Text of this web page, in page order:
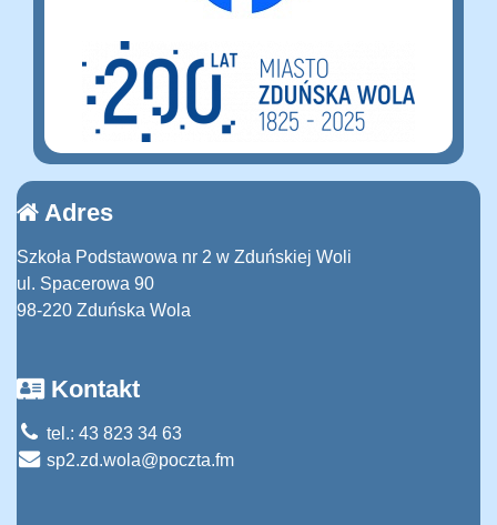
Adres
Szkoła Podstawowa nr 2 w Zduńskiej Woli
ul. Spacerowa 90
98-220 Zduńska Wola
Kontakt
tel.: 43 823 34 63
sp2.zd.wola@poczta.fm